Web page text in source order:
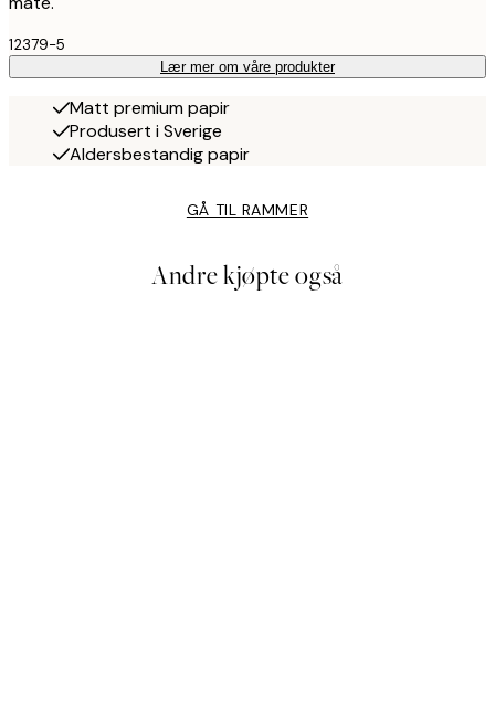
12379-5
Lær mer om våre produkter
Matt premium papir
Produsert i Sverige
Aldersbestandig papir
GÅ TIL RAMMER
Andre kjøpte også